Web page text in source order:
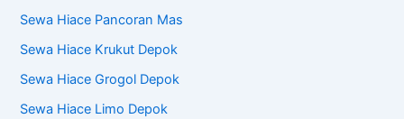
Sewa Hiace Pancoran Mas
Sewa Hiace Krukut Depok
Sewa Hiace Grogol Depok
Sewa Hiace Limo Depok